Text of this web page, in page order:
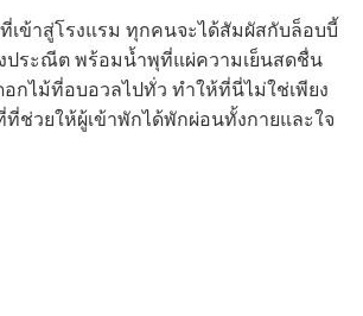
าสู่โรงแรม ทุกคนจะได้สัมผัสกับล็อบบี้
ประณีต พร้อมน้ำพุที่แผ่ความเย็นสดชื่น
กไม้ที่อบอวลไปทั่ว ทำให้ที่นี่ไม่ใช่เพียง
ช่วยให้ผู้เข้าพักได้พักผ่อนทั้งกายและใจ